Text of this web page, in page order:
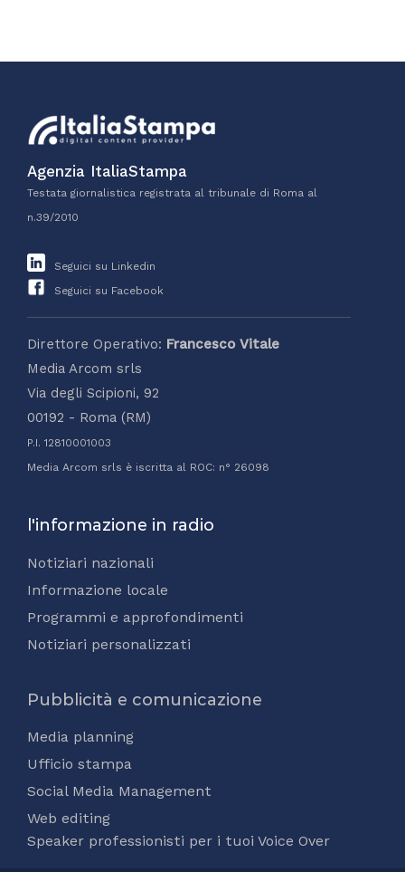
Agenzia ItaliaStampa
Testata giornalistica registrata al tribunale di Roma al
n.39/2010
Seguici su Linkedin
Seguici su Facebook
Direttore Operativo: Francesco Vitale
Media Arcom srls
Via degli Scipioni, 92
00192 - Roma (RM)
P.I. 12810001003
Media Arcom srls è iscritta al ROC: n° 26098
l'informazione in radio
Notiziari nazionali
Informazione locale
Programmi e approfondimenti
Notiziari personalizzati
Pubblicità e comunicazione
Media planning
Ufficio stampa
Social Media Management
Web editing
Speaker professionisti per i tuoi Voice Over